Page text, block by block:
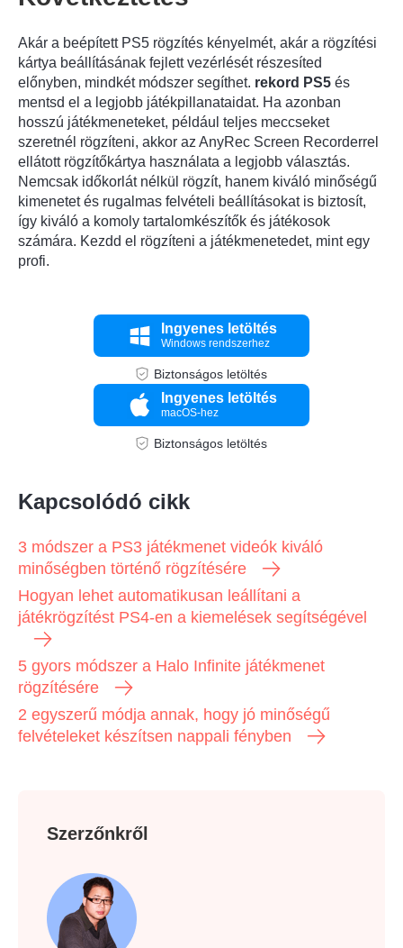
Akár a beépített PS5 rögzítés kényelmét, akár a rögzítési
kártya beállításának fejlett vezérlését részesíted
előnyben, mindkét módszer segíthet. rekord PS5 és
mentsd el a legjobb játékpillanataidat. Ha azonban
hosszú játékmeneteket, például teljes meccseket
szeretnél rögzíteni, akkor az AnyRec Screen Recorderrel
ellátott rögzítőkártya használata a legjobb választás.
Nemcsak időkorlát nélkül rögzít, hanem kiváló minőségű
kimenetet és rugalmas felvételi beállításokat is biztosít,
így kiváló a komoly tartalomkészítők és játékosok
számára. Kezdd el rögzíteni a játékmenetedet, mint egy
profi.
Ingyenes letöltés
Windows rendszerhez
Biztonságos letöltés
Ingyenes letöltés
macOS-hez
Biztonságos letöltés
Kapcsolódó cikk
3 módszer a PS3 játékmenet videók kiváló
minőségben történő rögzítésére
Hogyan lehet automatikusan leállítani a
játékrögzítést PS4-en a kiemelések segítségével
5 gyors módszer a Halo Infinite játékmenet
rögzítésére
2 egyszerű módja annak, hogy jó minőségű
felvételeket készítsen nappali fényben
Szerzőnkről